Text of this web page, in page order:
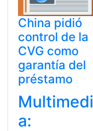
China pidió
control de la
CVG como
garantía del
préstamo
Multimedi
a: